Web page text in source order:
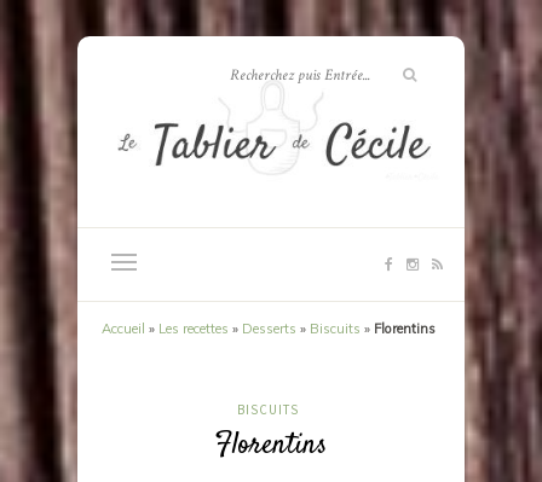
Accueil » Les recettes » Desserts » Biscuits » Florentins
BISCUITS
Florentins